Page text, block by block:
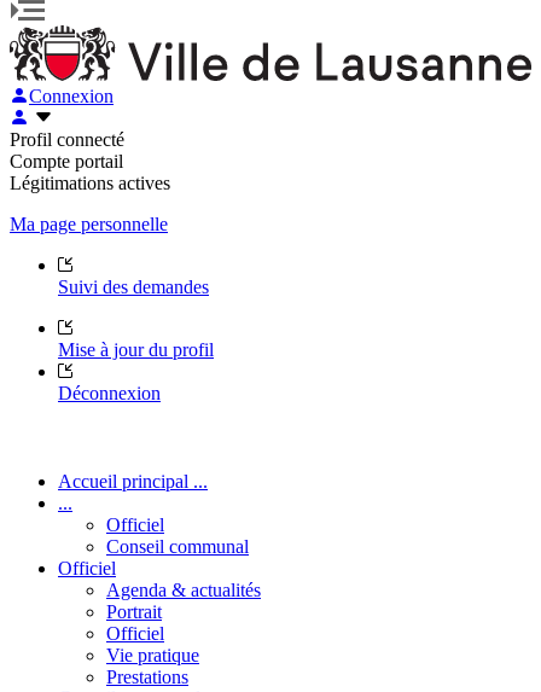
Connexion
Profil connecté
Compte portail
Légitimations actives
Ma page personnelle
Suivi des demandes
Mise à jour du profil
Déconnexion
Accueil principal ...
...
Officiel
Conseil communal
Officiel
Agenda & actualités
Portrait
Officiel
Vie pratique
Prestations